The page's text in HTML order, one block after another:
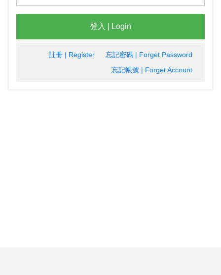
登入 | Login
註冊 | Register
忘記密碼 | Forget Password
忘記帳號 | Forget Account